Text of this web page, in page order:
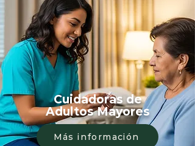
Cuidadoras de
Adultos Mayores
Más información